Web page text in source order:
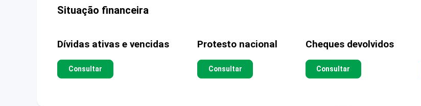
Situação financeira
Dívidas ativas e vencidas
Consultar
Protesto nacional
Consultar
Cheques devolvidos
Consultar